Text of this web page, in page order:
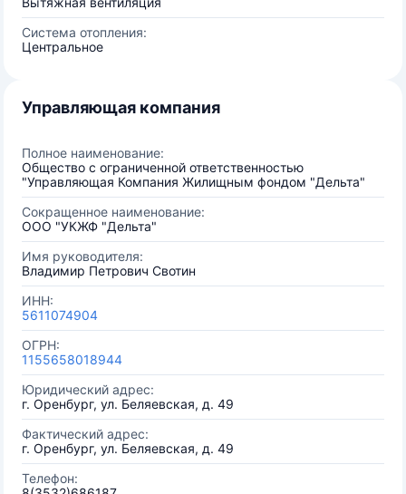
Система отопления:
Центральное
Управляющая компания
Полное наименование:
Общество с ограниченной ответственностью
"Управляющая Компания Жилищным фондом "Дельта"
Сокращенное наименование:
ООО "УКЖФ "Дельта"
Имя руководителя:
Владимир Петрович Свотин
ИНН:
5611074904
ОГРН:
1155658018944
Юридический адрес:
г. Оренбург, ул. Беляевская, д. 49
Фактический адрес:
г. Оренбург, ул. Беляевская, д. 49
Телефон: